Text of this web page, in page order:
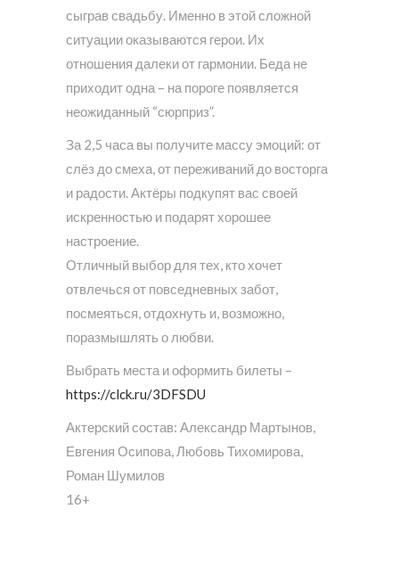
сыграв свадьбу. Именно в этой сложной
ситуации оказываются герои. Их
отношения далеки от гармонии. Беда не
приходит одна – на пороге появляется
неожиданный “сюрприз”.
За 2,5 часа вы получите массу эмоций: от
слёз до смеха, от переживаний до восторга
и радости. Актёры подкупят вас своей
искренностью и подарят хорошее
настроение.
Отличный выбор для тех, кто хочет
отвлечься от повседневных забот,
посмеяться, отдохнуть и, возможно,
поразмышлять о любви.
Выбрать места и оформить билеты –
https://clck.ru/3DFSDU
Актерский состав: Александр Мартынов,
Евгения Осипова, Любовь Тихомирова,
Роман Шумилов
16+